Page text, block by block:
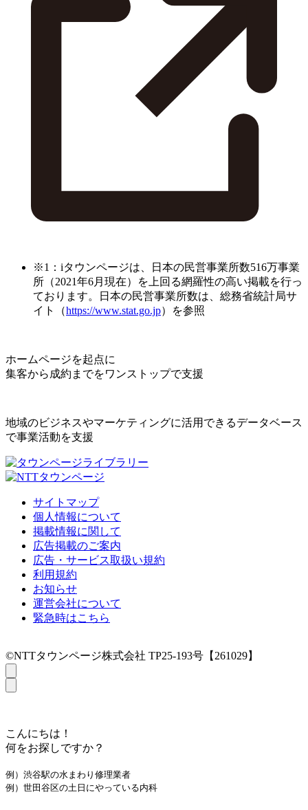
※1：iタウンページは、日本の民営事業所数516万事業
所（2021年6月現在）を上回る網羅性の高い掲載を行っ
ております。日本の民営事業所数は、総務省統計局サ
イト（https://www.stat.go.jp）を参照
ホームページを起点に
集客から成約までをワンストップで支援
地域のビジネスやマーケティングに活用できるデータベース
で事業活動を支援
サイトマップ
個人情報について
掲載情報に関して
広告掲載のご案内
広告・サービス取扱い規約
利用規約
お知らせ
運営会社について
緊急時はこちら
©NTTタウンページ株式会社 TP25-193号【261029】
こんにちは！
何をお探しですか？
例）渋谷駅の水まわり修理業者
例）世田谷区の土日にやっている内科